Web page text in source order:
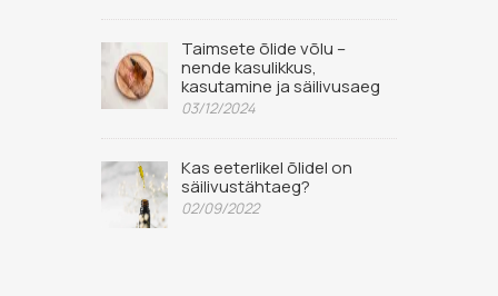
Taimsete õlide võlu –
nende kasulikkus,
kasutamine ja säilivusaeg
03/12/2024
Kas eeterlikel õlidel on
säilivustähtaeg?
02/09/2022